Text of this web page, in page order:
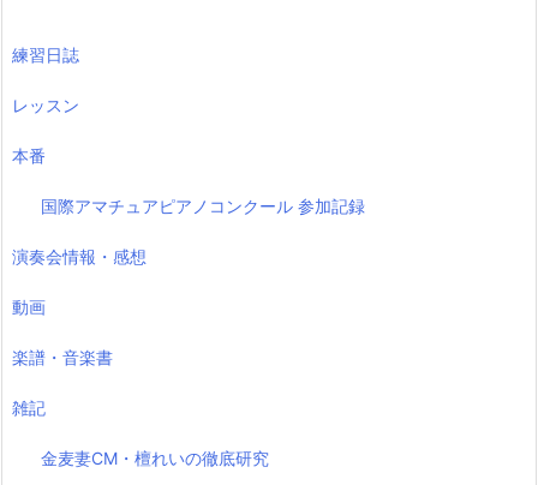
練習日誌
レッスン
本番
国際アマチュアピアノコンクール 参加記録
演奏会情報・感想
動画
楽譜・音楽書
雑記
金麦妻CM・檀れいの徹底研究